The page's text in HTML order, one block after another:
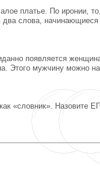
платье. По иронии,
два слова,
появляется
Этого мужчину можно
«словник». Назовите